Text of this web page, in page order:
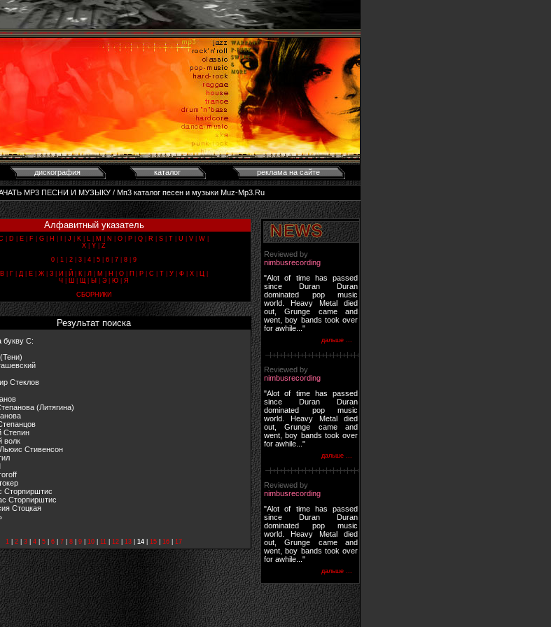
дискография каталог реклама на сайте
MP3 ПЕСНИ И МУЗЫКУ / Мп3 каталог песен и музыки Muz-Mp3.Ru
Алфавитный указатель
D E F G H J K L M N O P Q R S T U V W
X
Y
Z
0
1 2 3 4 5 6 7 8
9
В| Г| Д| Е| Ж| З| И Й К| Л М Н О| П Р| С Т| У| Ф| Х| Ц|
Ч
Ш Щ Ы Э| Ю
Я
СБОРНИКИ
Результат поиска
букву С:
Стеклов
(Литягина)
Степин
волк
Стивенсон
Сторпирштис
Сторпирштис
Стоцкая
1 2 3 4 5 6 7 8 9 10 11 12 13 14 15 16 17
Reviewed by
nimbusrecording
"Alot of time has passed
since Duran Duran
dominated pop music
world. Heavy Metal died
out, Grunge came and
went, boy bands took over
for awhile..."
дальше ...
Reviewed by
nimbusrecording
"Alot of time has passed
since Duran Duran
dominated pop music
world. Heavy Metal died
out, Grunge came and
went, boy bands took over
for awhile..."
дальше ...
Reviewed by
nimbusrecording
"Alot of time has passed
since Duran Duran
dominated pop music
world. Heavy Metal died
out, Grunge came and
went, boy bands took over
for awhile..."
дальше ...